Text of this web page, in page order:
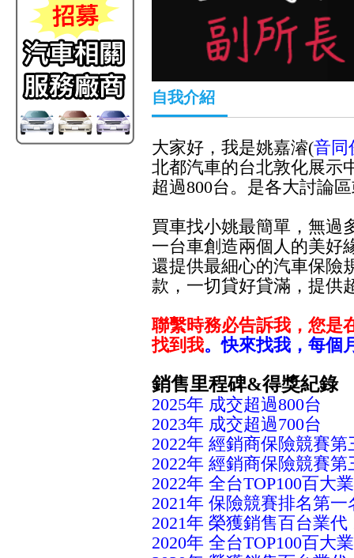
自我介紹
大家好，我是姚嘉濬(音同
北都汽車的台北敦化展示
超過800台。是各大討論
買車找小姚最簡單，無過
一台車創造兩個人的美好
還提供最細心的汽車保險
款，一切貸好貸滿，提供
聯繫時務必告訴我，您是
找到我。快來找我，每個
銷售里程碑&得獎紀錄
2025年 成交超過800台
2023年 成交超過700台
2022年經銷商保險競賽第
2022年經銷商保險競賽第
2022年 全台TOP100百大
2021年 保險競賽排名第一
2021年 榮獲銷售百台業代
2020年 全台TOP100百大